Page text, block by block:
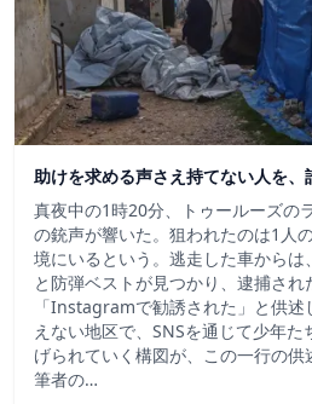
助けを求める声さえ持てない人を、
真夜中の1時20分、トゥールーズの
の銃声が響いた。狙われたのは1人
境にいるという。逃走した車から
と防弾ベストが見つかり、逮捕され
「Instagramで勧誘された」と供
えない地区で、SNSを通じて少年
げられていく構図が、この一行の
筆者の…